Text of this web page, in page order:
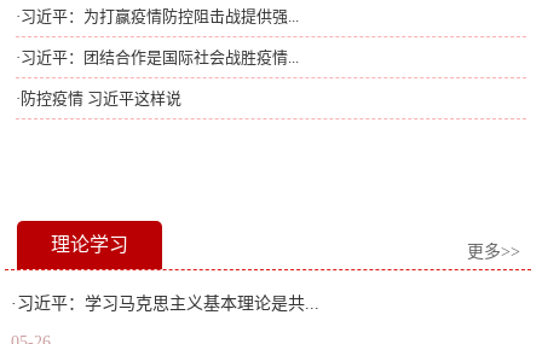
·习近平：为打赢疫情防控阻击战提供强...
·习近平：团结合作是国际社会战胜疫情...
·防控疫情 习近平这样说
理论学习 更多>>
·习近平：学习马克思主义基本理论是共...